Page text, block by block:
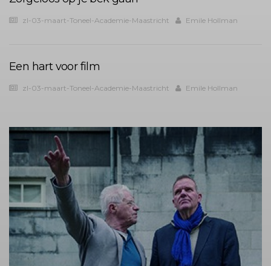
zl-03-maart-Toneel-Academie-Maastricht Emile Hollman
Een hart voor film
zl-03-maart-Toneel-Academie-Maastricht Emile Hollman